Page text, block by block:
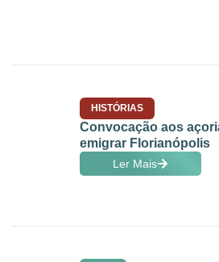
HISTÓRIAS
Convocação aos
emigrar Florianópolis
Ler Mais